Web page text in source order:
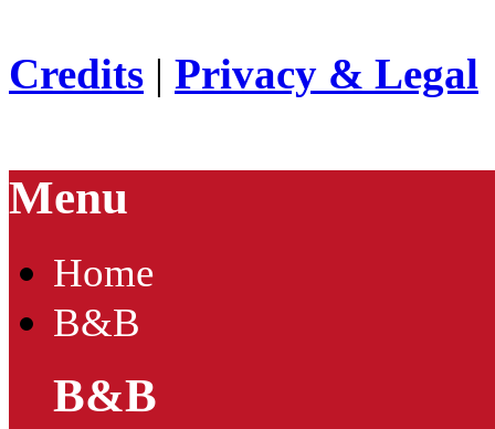
Credits | Privacy & Legal
Menu
Home
B&B
B&B